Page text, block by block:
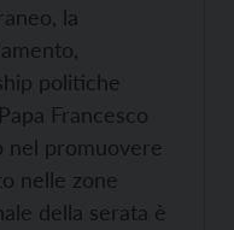
la
politiche
Francesco
nel promuovere
nelle zone
della serata è